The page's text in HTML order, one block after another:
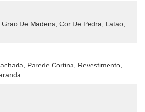
De Madeira, Cor De Pedra, Latão,
Parede Cortina, Revestimento,